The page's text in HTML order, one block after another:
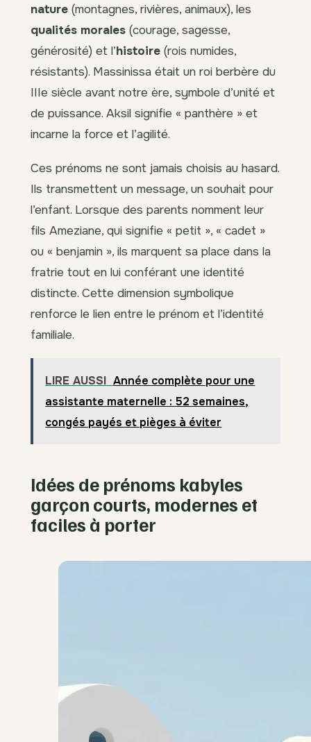
nature (montagnes, rivières, animaux), les
qualités morales (courage, sagesse,
générosité) et l’histoire (rois numides,
résistants). Massinissa était un roi berbère du
IIIe siècle avant notre ère, symbole d’unité et
de puissance. Aksil signifie « panthère » et
incarne la force et l’agilité.
Ces prénoms ne sont jamais choisis au hasard.
Ils transmettent un message, un souhait pour
l’enfant. Lorsque des parents nomment leur
fils Ameziane, qui signifie « petit », « cadet »
ou « benjamin », ils marquent sa place dans la
fratrie tout en lui conférant une identité
distincte. Cette dimension symbolique
renforce le lien entre le prénom et l’identité
familiale.
LIRE AUSSI Année complète pour une
assistante maternelle : 52 semaines,
congés payés et pièges à éviter
Idées de prénoms kabyles
garçon courts, modernes et
faciles à porter